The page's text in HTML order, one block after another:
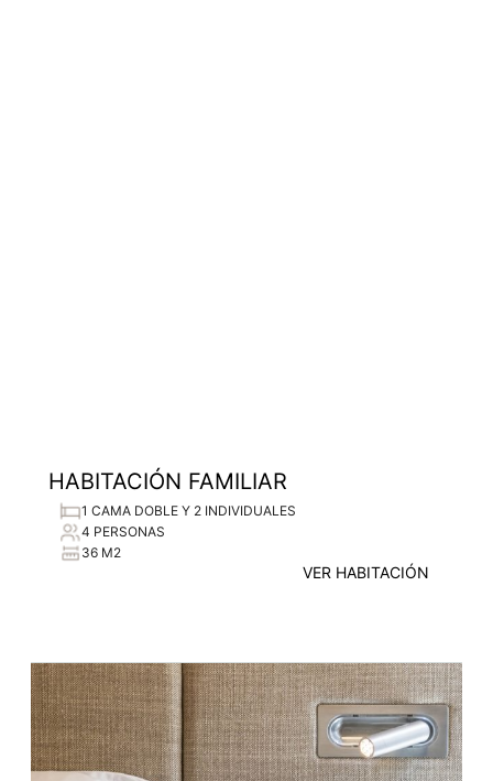
HABITACIÓN FAMILIAR
1 CAMA DOBLE Y 2 INDIVIDUALES
4 PERSONAS
36 M2
VER HABITACIÓN